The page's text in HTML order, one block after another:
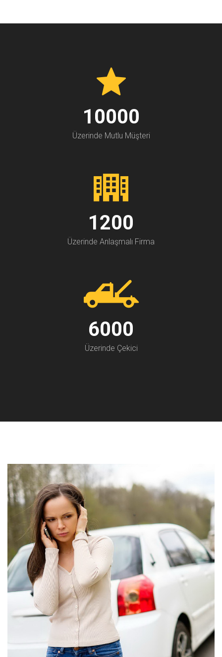
10000
Üzerinde Mutlu Müşteri
1200
Üzerinde Anlaşmalı Firma
7000
Üzerinde Çekici